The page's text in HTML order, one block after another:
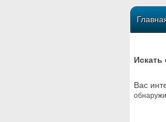
Искать
Вас